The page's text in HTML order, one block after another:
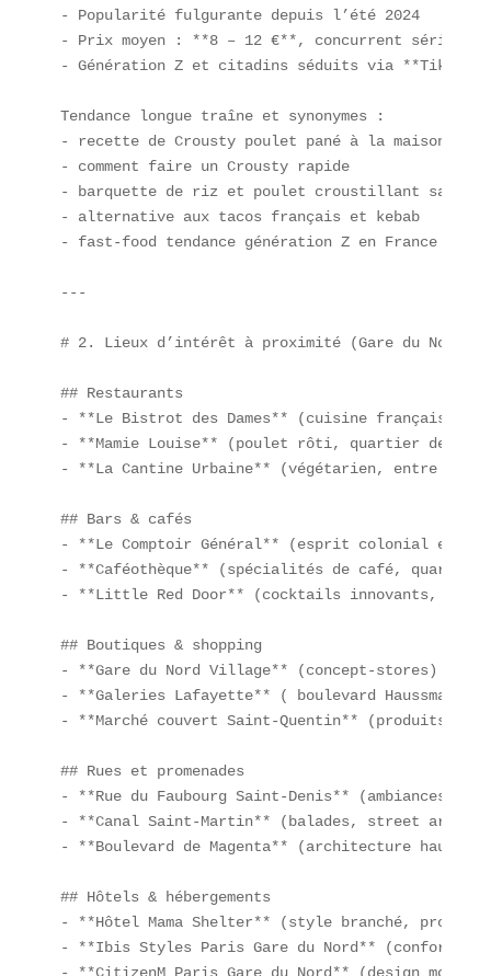
- Popularité fulgurante depuis l’été 2024
- Prix moyen : **8 – 12 €**, concurrent sérieux
- Génération Z et citadins séduits via
Tendance longue traîne et synonymes :
- recette de Crousty poulet pané à la maison
- comment faire un Crousty rapide
- barquette de riz et poulet croustillant sauce
- alternative aux tacos français et kebab
- fast-food tendance génération Z en France
---
# 2. Lieux d’intérêt à proximité (Gare du Nord,
## Restaurants
- **Le Bistrot des Dames** (cuisine française)
- **Mamie Louise** (poulet rôti, quartier de
- **La Cantine Urbaine** (végétarien, entre
## Bars & cafés
- **Le Comptoir Général** (esprit colonial et
- **Caféothèque** (spécialités de café,
- **Little Red Door** (cocktails innovants,
## Boutiques & shopping
- **Gare du Nord Village** (concept-stores)
- **Galeries Lafayette** ( boulevard Haussmann)
- **Marché couvert Saint-Quentin** (produits
## Rues et promenades
- **Rue du Faubourg Saint-Denis** (ambiances
- **Canal Saint-Martin** (balades, street art)
- **Boulevard de Magenta** (architecture
## Hôtels & hébergements
- **Hôtel Mama Shelter** (style branché,
- **Ibis Styles Paris Gare du Nord** (confort
- **CitizenM Paris Gare du Nord** (design